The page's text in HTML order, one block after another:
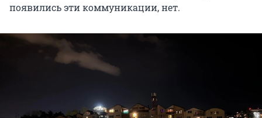
появились эти коммуникации, нет.